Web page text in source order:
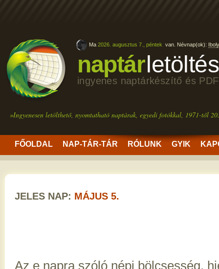
naptárletöltés
ingyenes naptárkészítő és
»Ingyenesen letölthető, nyomtatható naptárak, egyedi fotókkal, 1971-től
FŐOLDAL NAP-TÁR-TÁR RÓLUNK GYIK
Ma 2026. augusztus 7., péntek van. Névnap(ok):
JELES NAP: MÁJUS 5.
Az e napra szóló népi bölcsesség,